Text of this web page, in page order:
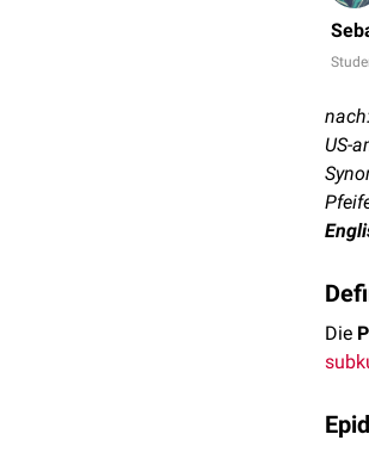
US-
Die